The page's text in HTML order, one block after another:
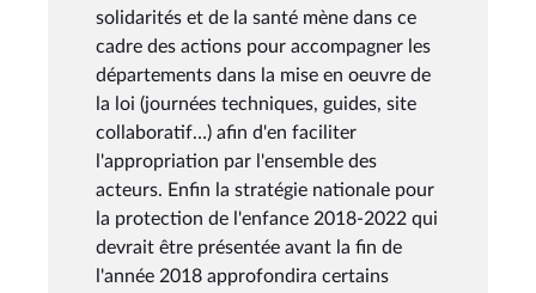
solidarités et de la santé mène dans ce
cadre des actions pour accompagner les
départements dans la mise en oeuvre de
la loi (journées techniques, guides, site
collaboratif…) afin d'en faciliter
l'appropriation par l'ensemble des
acteurs. Enfin la stratégie nationale pour
la protection de l'enfance 2018-2022 qui
devrait être présentée avant la fin de
l'année 2018 approfondira certains